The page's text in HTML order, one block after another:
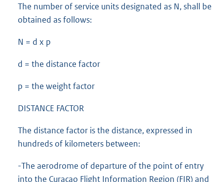
The number of service units designated as N, shall be
obtained as follows:
N = d x p
d = the distance factor
p = the weight factor
DISTANCE FACTOR
The distance factor is the distance, expressed in
hundreds of kilometers between:
-The aerodrome of departure of the point of entry
into the Curaçao Flight Information Region (FIR) and